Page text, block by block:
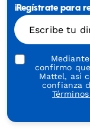
Play
¡Regístrate para
Escribe tu
confirmo
Mattel, así
confianza